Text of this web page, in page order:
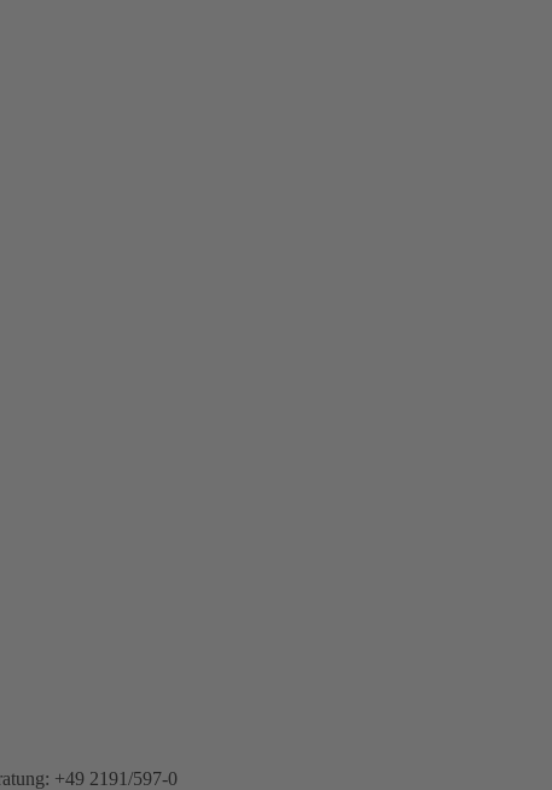
+49 2191/597-0